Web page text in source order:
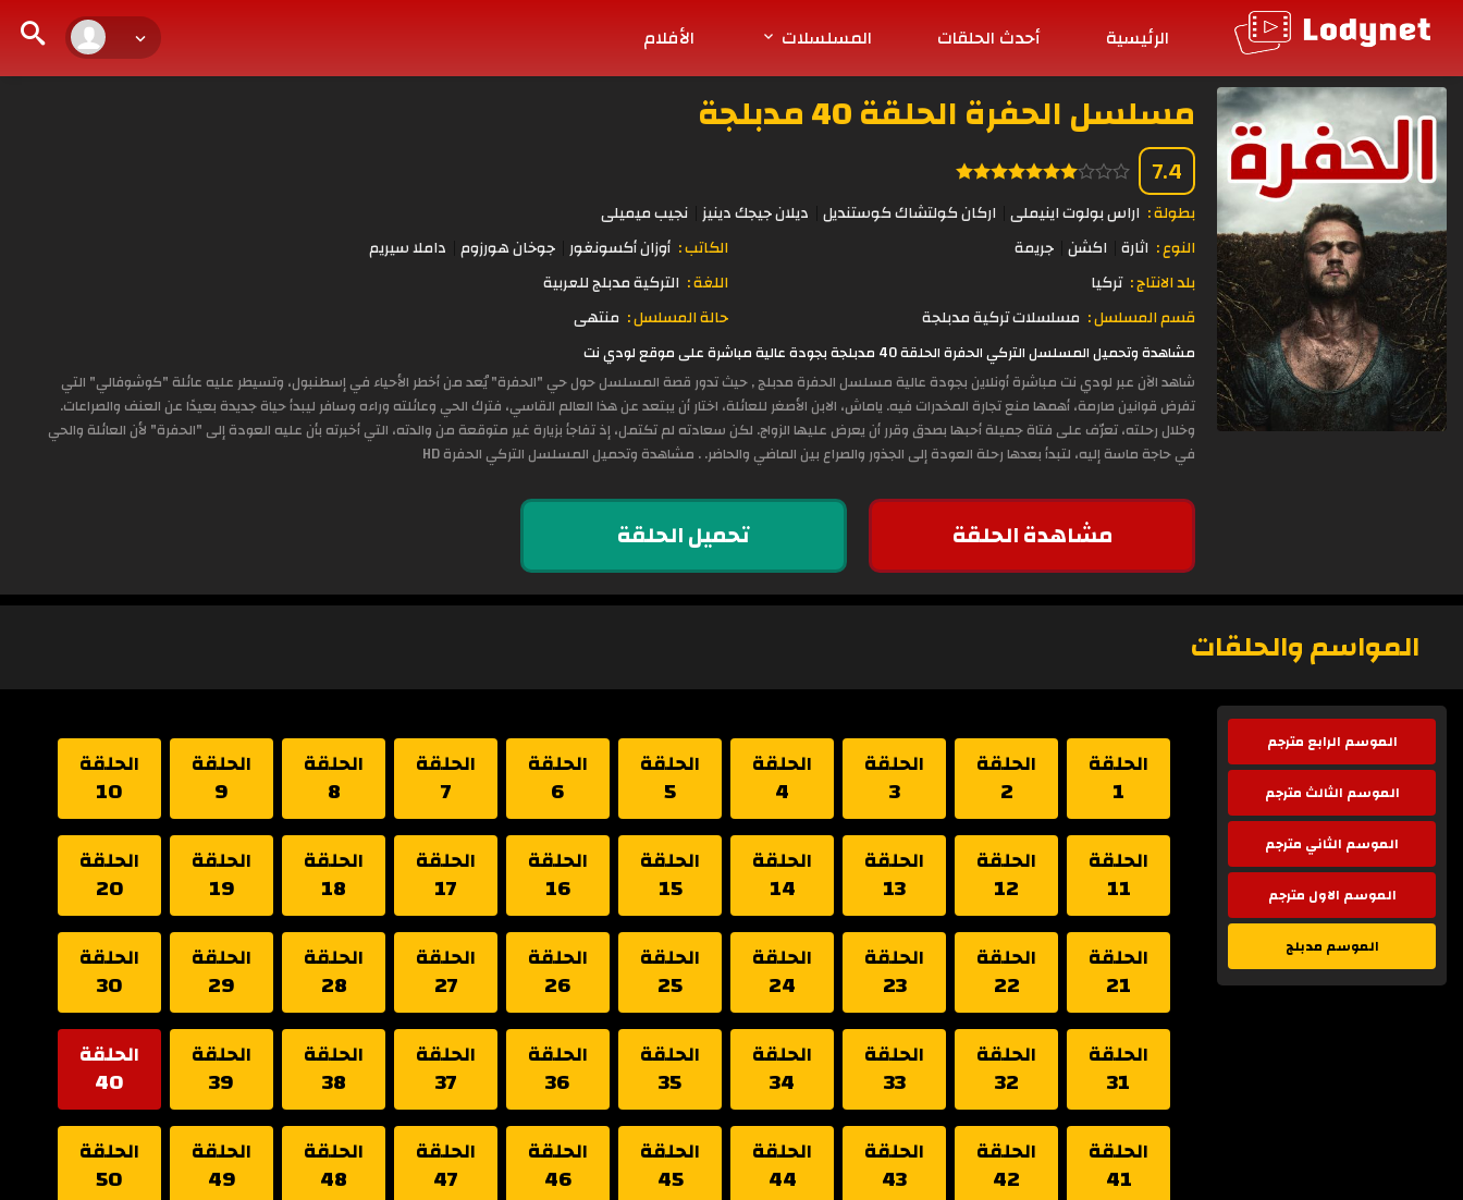
الرئيسية أحدث الحلقات المسلسلات الأفلام
مسلسل الحفرة الحلقة 40 مدبلجة
7.4
بطولة : اراس بولوت اينيملى اركان كولتشاك كوستنديل ديلان جيجك دينيز نجيب ميميلى
النوع : اثارة اكشن جريمة الكاتب : أوزان أكسونغور جوخان هورزوم داملا سيريم
بلد الانتاج : تركيا اللغة : التركية مدبلج للعربية
قسم المسلسل : مسلسلات تركية مدبلجة حالة المسلسل : منتهى
مشاهدة وتحميل المسلسل التركي الحفرة الحلقة 40 مدبلجة بجودة عالية مباشرة على موقع لودي نت
شاهد الآن عبر لودي نت مباشرة أونلاين بجودة عالية مسلسل الحفرة مدبلج , حيث تدور قصة المسلسل حول حي "الحفرة" يُعد من أخطر الأحياء في إسطنبول، وتسيطر عليه عائلة "كوشوفالي" التي
تفرض قوانين صارمة، أهمها منع تجارة المخدرات فيه. ياماش، الابن الأصغر للعائلة، اختار أن يبتعد عن هذا العالم القاسي، فترك الحي وعائلته وراءه وسافر ليبدأ حياة جديدة بعيدًا عن العنف والصراعات.
وخلال رحلته، تعرّف على فتاة جميلة أحبها بصدق وقرر أن يعرض عليها الزواج. لكن سعادته لم تكتمل، إذ تفاجأ بزيارة غير متوقعة من والدته، التي أخبرته بأن عليه العودة إلى "الحفرة" لأن العائلة والحي
في حاجة ماسة إليه، لتبدأ بعدها رحلة العودة إلى الجذور والصراع بين الماضي والحاضر. . مشاهدة وتحميل المسلسل التركي الحفرة HD
مشاهدة الحلقة تحميل الحلقة
المواسم والحلقات
الموسم الرابع مترجم
الموسم الثالث مترجم
الموسم الثاني مترجم
الموسم الاول مترجم
الموسم مدبلج
الحلقة
1
الحلقة
2
الحلقة
3
الحلقة
4
الحلقة
5
الحلقة
6
الحلقة
7
الحلقة
8
الحلقة
9
الحلقة
10
الحلقة
11
الحلقة
12
الحلقة
13
الحلقة
14
الحلقة
15
الحلقة
16
الحلقة
17
الحلقة
18
الحلقة
19
الحلقة
20
الحلقة
21
الحلقة
22
الحلقة
23
الحلقة
24
الحلقة
25
الحلقة
26
الحلقة
27
الحلقة
28
الحلقة
29
الحلقة
30
الحلقة
31
الحلقة
32
الحلقة
33
الحلقة
34
الحلقة
35
الحلقة
36
الحلقة
37
الحلقة
38
الحلقة
39
الحلقة
40
الحلقة
41
الحلقة
42
الحلقة
43
الحلقة
44
الحلقة
45
الحلقة
46
الحلقة
47
الحلقة
48
الحلقة
49
الحلقة
50